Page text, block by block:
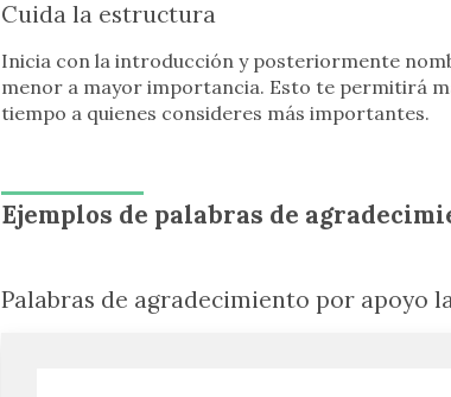
Cuida la estructura
Inicia con la introducción y posteriormente
menor a mayor importancia. Esto te permitirá
tiempo a quienes consideres más importantes.
Ejemplos de palabras de
Palabras de agradecimiento por apoyo